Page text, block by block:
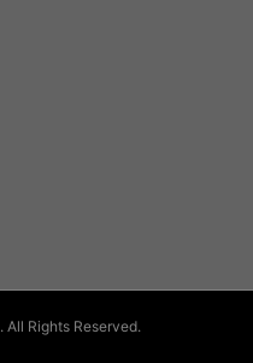
. All Rights Reserved.